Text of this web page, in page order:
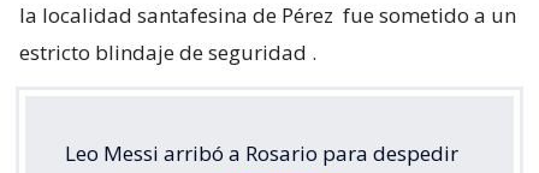
la localidad santafesina de Pérez fue sometido a un
estricto blindaje de seguridad .
Leo Messi arribó a Rosario para despedir